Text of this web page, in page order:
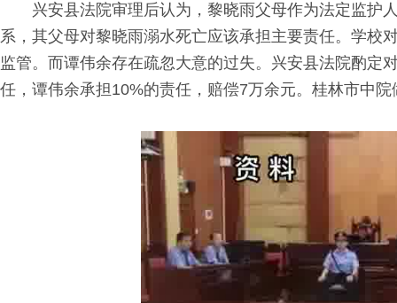
兴安县法院审理后认为，黎晓雨父母作为法定监护
系，其父母对黎晓雨溺水死亡应该承担主要责任。学校
监管。而谭伟余存在疏忽大意的过失。兴安县法院酌定
任，谭伟余承担10%的责任，赔偿7万余元。桂林市中